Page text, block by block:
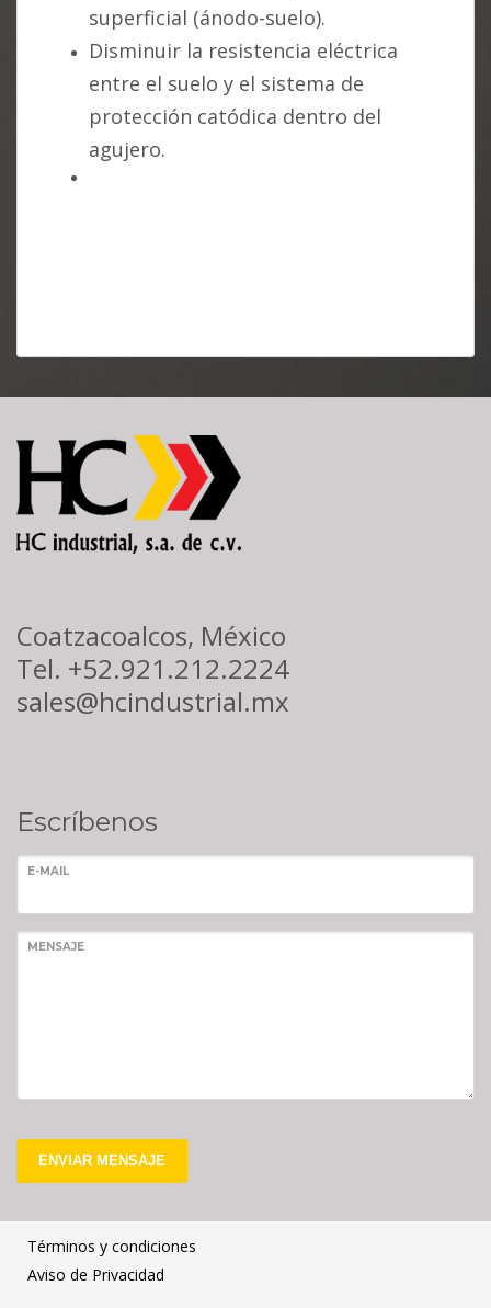
superficial (ánodo-suelo).
Disminuir la resistencia eléctrica
entre el suelo y el sistema de
protección catódica dentro del
agujero.
Systems
–
Design,
Installation,
and
Operation,
Coatzacoalcos, México
Tel. +52.921.212.2224
sales@hcindustrial.mx
Escríbenos
E-MAIL
MENSAJE
ENVIAR MENSAJE
Términos y condiciones
Aviso de Privacidad